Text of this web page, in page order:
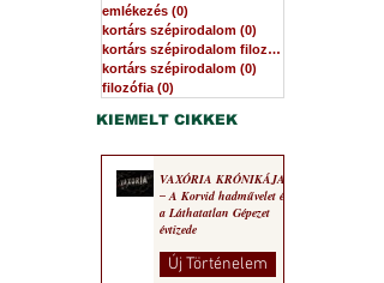
emlékezés (0)
kortárs szépirodalom (0)
kortárs szépirodalom filozófia
kortárs szépirodalom (0)
filozófia (0)
KIEMELT CIKKEK
VAXÓRIA KRÓNIKÁJA
‒ A Korvid hadművelet és
a Láthatatlan Gépezet
évtizede
Új Történelem